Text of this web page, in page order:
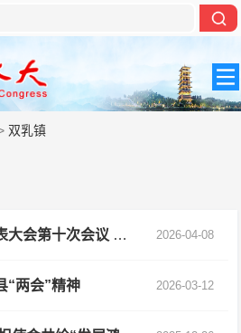
双乳镇
双乳镇第二十届人民代表大会第十次会议 胜利召开 2026-04-08
“两会”精神 2026-03-12